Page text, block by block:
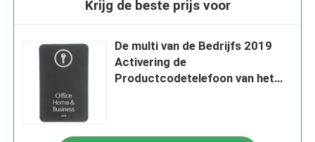
Krijg de beste prijs voor
De multi van de Bedrijfs 2019
Activering de
Productcodetelefoon van het